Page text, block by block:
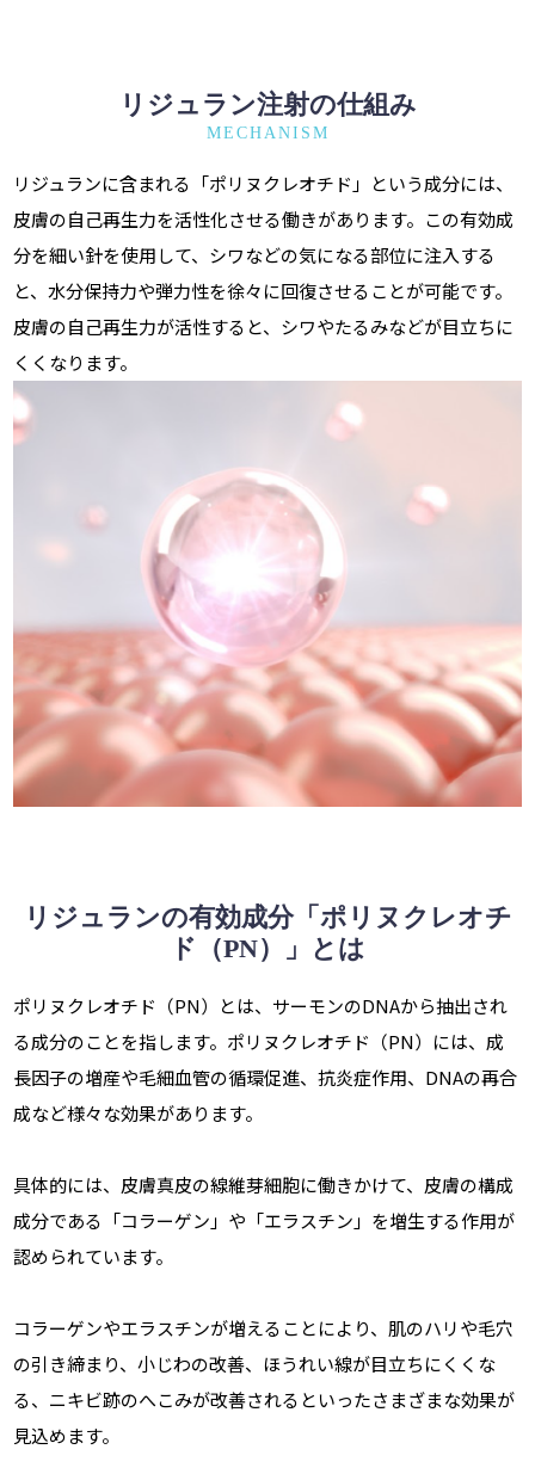
リジュラン注射の仕組み
MECHANISM
リジュランに含まれる「ポリヌクレオチド」という成分には、
皮膚の自己再生力を活性化させる働きがあります。この有効成
分を細い針を使用して、シワなどの気になる部位に注入する
と、水分保持力や弾力性を徐々に回復させることが可能です。
皮膚の自己再生力が活性すると、シワやたるみなどが目立ちに
くくなります。
リジュランの有効成分「ポリヌクレオチ
ド（PN）」とは
ポリヌクレオチド（PN）とは、サーモンのDNAから抽出され
る成分のことを指します。ポリヌクレオチド（PN）には、成
長因子の増産や毛細血管の循環促進、抗炎症作用、DNAの再合
成など様々な効果があります。
具体的には、皮膚真皮の線維芽細胞に働きかけて、皮膚の構成
成分である「コラーゲン」や「エラスチン」を増生する作用が
認められています。
コラーゲンやエラスチンが増えることにより、肌のハリや毛穴
の引き締まり、小じわの改善、ほうれい線が目立ちにくくな
る、ニキビ跡のへこみが改善されるといったさまざまな効果が
見込めます。